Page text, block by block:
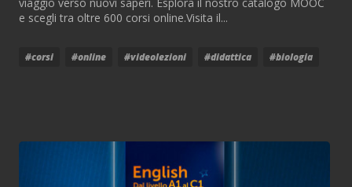
e scegli tra oltre 600 corsi online.Visita il...
#corsi #online #videolezioni #didattica #biologia